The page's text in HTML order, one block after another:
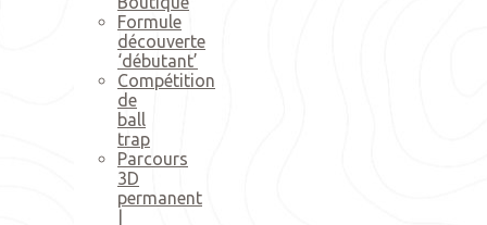
Formule
découverte
‘débutant’
Compétition
de
ball
trap
Parcours
3D
permanent